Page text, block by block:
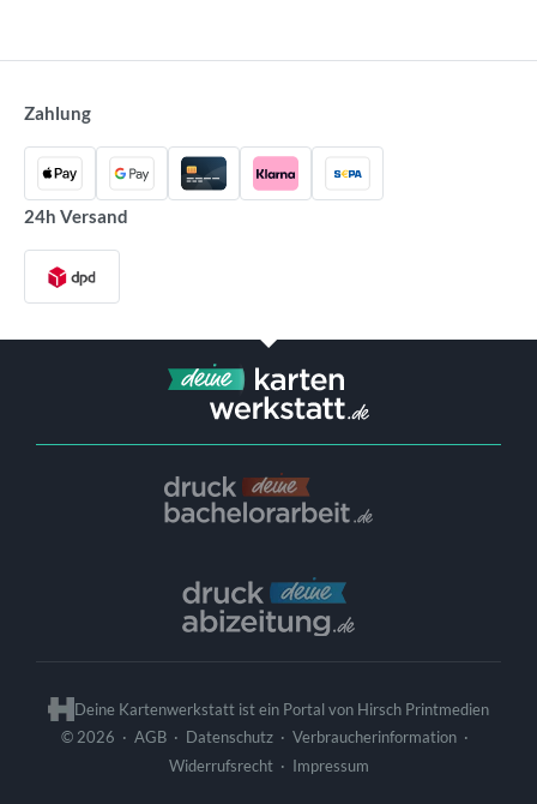
Zahlung
24h Versand
Deine Kartenwerkstatt ist ein Portal von Hirsch Printmedien
© 2026 · AGB · Datenschutz · Verbraucherinformation ·
Widerrufsrecht · Impressum